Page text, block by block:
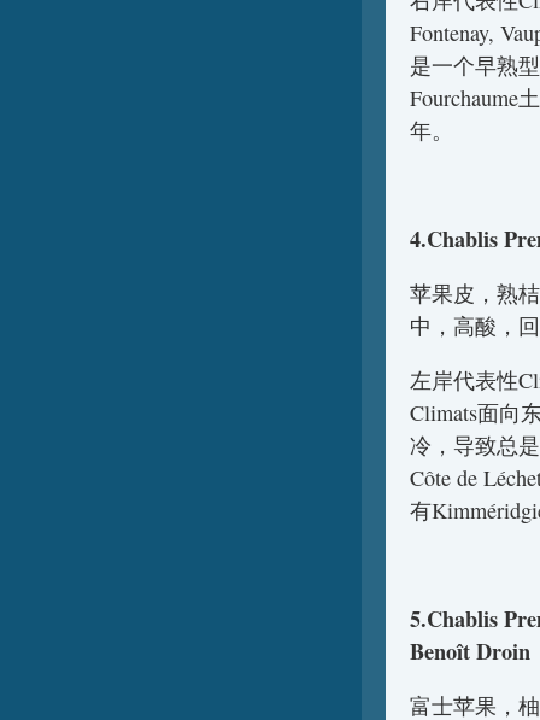
Fontenay,
是一个早熟
Fourchaume
年。
4.Chablis
苹果皮，熟
中，高酸，
左岸代表性
Climats面向
冷，导致总
Côte de
有
5.Chablis
Benoît Droin
富士苹果，